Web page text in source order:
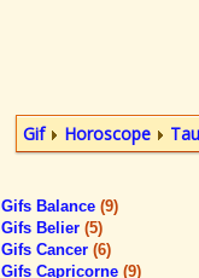
Gif Horoscope
Gifs Balance (9)
Gifs Belier (5)
Gifs Cancer (6)
Gifs Capricorne (9)